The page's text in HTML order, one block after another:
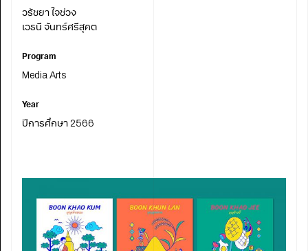
วรัชยา ใจช่วง
เวธนี จันทร์ศรีสุคต
Program
Media Arts
Year
ปีการศึกษา 2566